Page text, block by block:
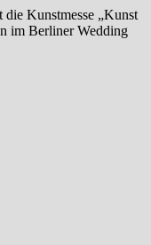
Kunstmesse „Kunst
im Berliner Wedding